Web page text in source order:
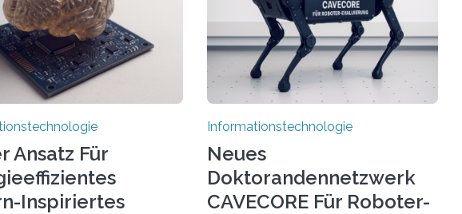
Ansatz Für
Inspiriertes
Informationstechnologie
Neues
Doktorandennetzwerk
CAVECORE Für Roboter-